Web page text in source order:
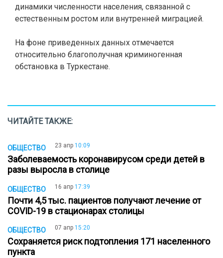
динамики численности населения, связанной с
естественным ростом или внутренней миграцией.
На фоне приведенных данных отмечается
относительно благополучная криминогенная
обстановка в Туркестане.
ЧИТАЙТЕ ТАКЖЕ:
ОБЩЕСТВО 23 апр 10:09
Заболеваемость коронавирусом среди детей в
разы выросла в столице
ОБЩЕСТВО 16 апр 17:39
Почти 4,5 тыс. пациентов получают лечение от
COVID-19 в стационарах столицы
ОБЩЕСТВО 07 апр 15:20
Сохраняется риск подтопления 171 населенного
пункта